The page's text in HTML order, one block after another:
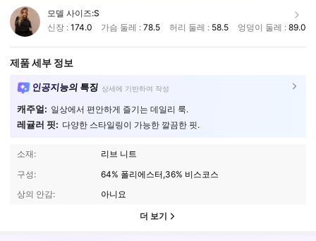
모델 사이즈:S
신장 : 174.0 가슴 둘레 :78.5 허리 둘레 : 58.5 엉덩이 둘레 : 89.0
제품 세부 정보
인공지능의 특징 상세에 기반하여 작성
캐주얼: 일상에서 편안하게 즐기는 데일리 룩.
레귤러 핏: 다양한 스타일링이 가능한 깔끔한 핏.
소재:
리브 니트
구성:
64% 폴리에스터,36% 비스코스
상의 안감:
아니요
더 보기